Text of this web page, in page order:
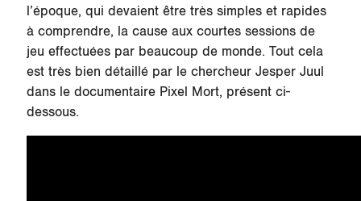
l’époque, qui devaient être très simples et rapides
à comprendre, la cause aux courtes sessions de
jeu effectuées par beaucoup de monde. Tout cela
est très bien détaillé par le chercheur Jesper Juul
dans le documentaire Pixel Mort, présent ci-
dessous.